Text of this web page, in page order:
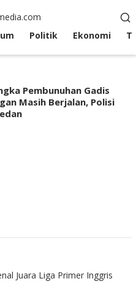
Politik Ekonomi
Pembunuhan Gadis
Masih Berjalan, Polisi